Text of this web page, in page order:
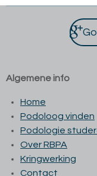
Algemene info
Home
Podoloog vinden
Podologie
Over RBPA
Kringwerking
Contact